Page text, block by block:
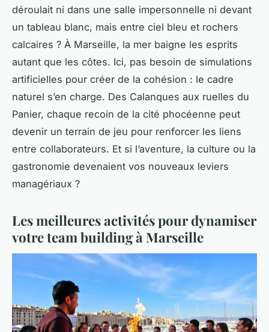
déroulait ni dans une salle impersonnelle ni devant
un tableau blanc, mais entre ciel bleu et rochers
calcaires ? À Marseille, la mer baigne les esprits
autant que les côtes. Ici, pas besoin de simulations
artificielles pour créer de la cohésion : le cadre
naturel s’en charge. Des Calanques aux ruelles du
Panier, chaque recoin de la cité phocéenne peut
devenir un terrain de jeu pour renforcer les liens
entre collaborateurs. Et si l’aventure, la culture ou la
gastronomie devenaient vos nouveaux leviers
managériaux ?
Les meilleures activités pour dynamiser
votre team building à Marseille